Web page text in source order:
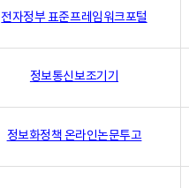
전자정부 표준프레임워크포털
정보통신보조기기
정보화정책 온라인논문투고